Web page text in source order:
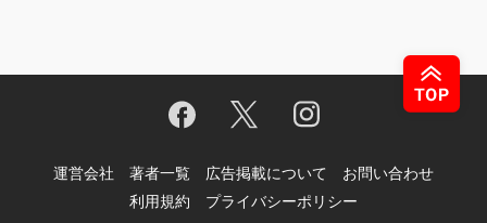
運営会社 著者一覧 広告掲載について
お問い合わせ
利用規約
プライバシーポリシー